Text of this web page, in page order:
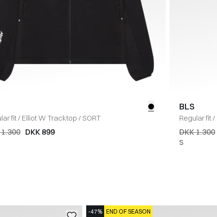
fit/ Elliot W Tracktop / SORT
DKK 899
BLS
Regular fit/
DKK 1.300
S
-47% END OF SEASON